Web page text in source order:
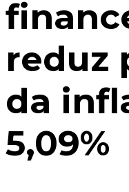
reduz
da
5,09%